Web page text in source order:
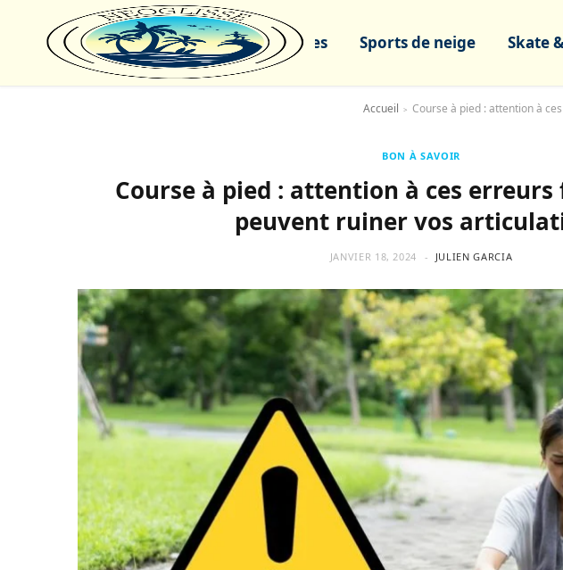
Sports nautiques Sports de neige Skate
Accueil > Course à pied : attention à
BON À SAVOIR
Course à pied : attention à ces
peuvent ruiner vos
JANVIER 18, 2024 JULIEN GARCIA